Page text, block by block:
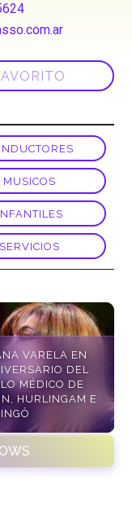
MUSICOS
SERVICIOS
VARELA EN
DEL
MÉDICO DE
HURLINGAM E